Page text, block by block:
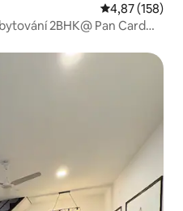
Průměrné
4,87 (158)
2BHK@ Pan Card